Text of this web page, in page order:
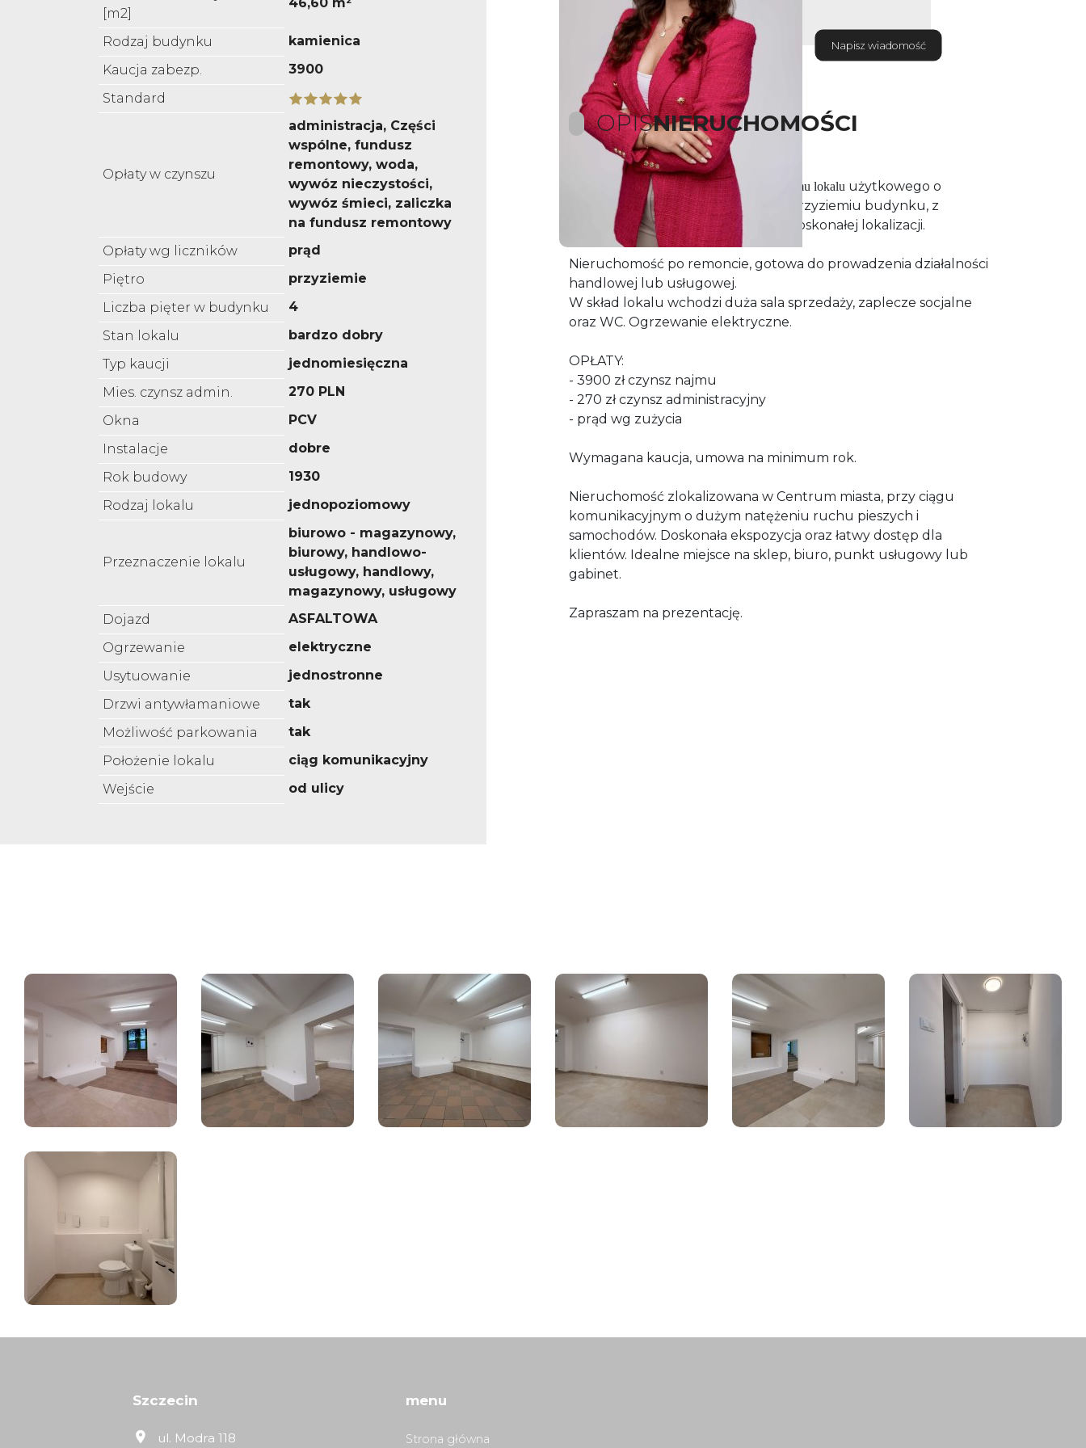
[m2]
Rodzaj budynku
kamienica
Kaucja zabezp.
3900
Standard
Opłaty w czynszu
administracja, Części
wspólne, fundusz
remontowy, woda,
wywóz nieczystości,
wywóz śmieci, zaliczka
na fundusz remontowy
Opłaty wg liczników
prąd
Piętro
przyziemie
Liczba pięter w budynku
4
Stan lokalu
bardzo dobry
Typ kaucji
jednomiesięczna
Mies. czynsz admin.
270 PLN
Okna
PCV
Instalacje
dobre
Rok budowy
1930
Rodzaj lokalu
jednopoziomowy
Przeznaczenie lokalu
biurowo - magazynowy,
biurowy, handlowo-
usługowy, handlowy,
magazynowy, usługowy
Dojazd
ASFALTOWA
Ogrzewanie
elektryczne
Usytuowanie
jednostronne
Drzwi antywłamaniowe
tak
Możliwość parkowania
tak
Położenie lokalu
ciąg komunikacyjny
Wejście
od ulicy
Napisz wiadomość
OPISNIERUCHOMOŚCI
Zapraszam do zapoznania się z ofertą wynajmu lokalu użytkowego o
powierzchni 46,60 m², położony w przyziemiu budynku, z
bezpośrednim wejściem z ulicy w doskonałej lokalizacji.
Nieruchomość po remoncie, gotowa do prowadzenia działalności
handlowej lub usługowej.
W skład lokalu wchodzi duża sala sprzedaży, zaplecze socjalne
oraz WC. Ogrzewanie elektryczne.
OPŁATY:
- 3900 zł czynsz najmu
- 270 zł czynsz administracyjny
- prąd wg zużycia
Wymagana kaucja, umowa na minimum rok.
Nieruchomość zlokalizowana w Centrum miasta, przy ciągu
komunikacyjnym o dużym natężeniu ruchu pieszych i
samochodów. Doskonała ekspozycja oraz łatwy dostęp dla
klientów. Idealne miejsce na sklep, biuro, punkt usługowy lub
gabinet.
Zapraszam na prezentację.
Szczecin
ul. Modra 118
menu
Strona główna